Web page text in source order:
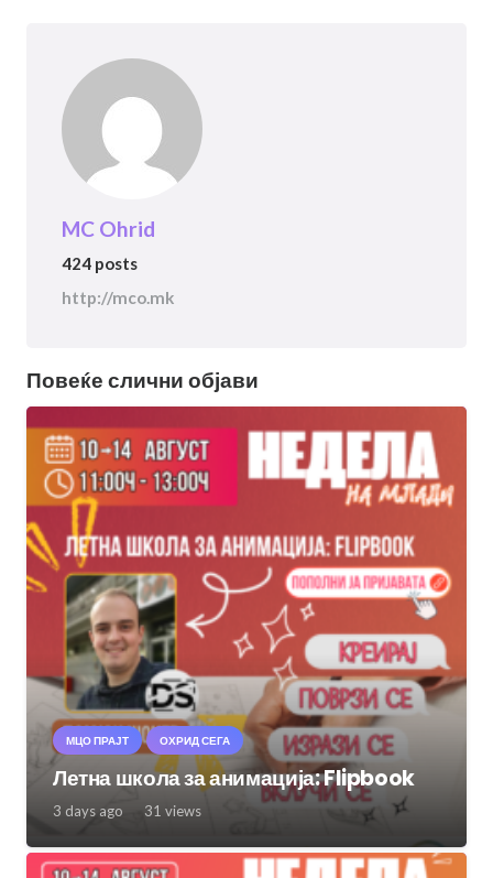
MC Ohrid
424 posts
http://mco.mk
Повеќе слични објави
МЦО ПРАЈТ ОХРИД СЕГА
Летна школа за анимација: Flipbook
3 days ago 31 views